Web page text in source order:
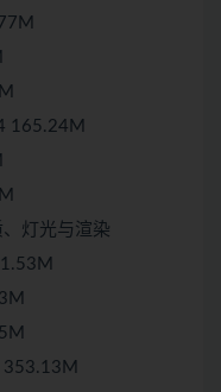
165.24M
灯光与渲染
353.13M